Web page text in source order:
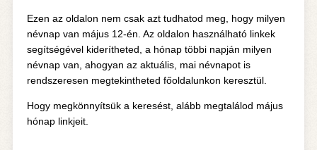
Ezen az oldalon nem csak azt tudhatod meg, hogy milyen
névnap van május 12-én. Az oldalon használható linkek
segítségével kiderítheted, a hónap többi napján milyen
névnap van, ahogyan az aktuális, mai névnapot is
rendszeresen megtekintheted főoldalunkon keresztül.
Hogy megkönnyítsük a keresést, alább megtalálod május
hónap linkjeit.